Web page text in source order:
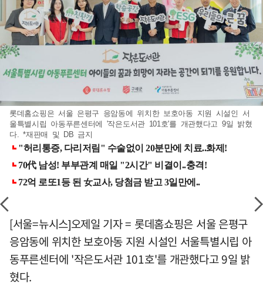
롯데홈쇼핑은 서울 은평구 응암동에 위치한 보호아동 지원 시설인 서
울특별시립 아동푸른센터에 '작은도서관 101호'를 개관했다고 9일 밝혔
다. *재판매 및 DB 금지
[서울=뉴시스]오제일 기자 = 롯데홈쇼핑은 서울 은평구
응암동에 위치한 보호아동 지원 시설인 서울특별시립 아
동푸른센터에 '작은도서관 101호'를 개관했다고 9일 밝
혔다.